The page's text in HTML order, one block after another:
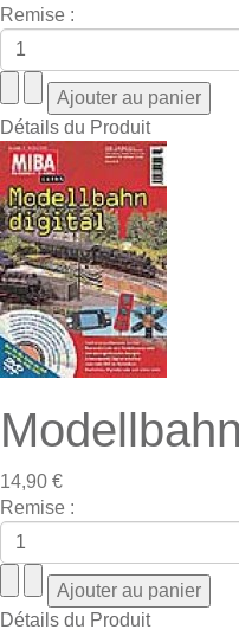
Remise :
Détails du Produit
14,90 €
Remise :
Détails du Produit